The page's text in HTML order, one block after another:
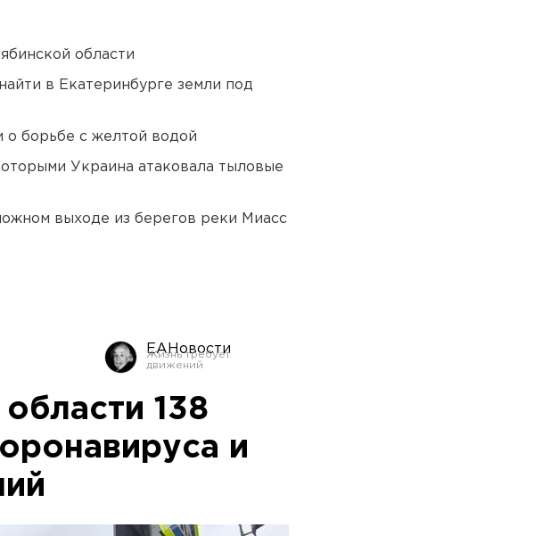
области
в Екатеринбурге земли под
о борьбе с желтой водой
Украина атаковала тыловые
выходе из берегов реки Миасс
ЕАНовости
138
и